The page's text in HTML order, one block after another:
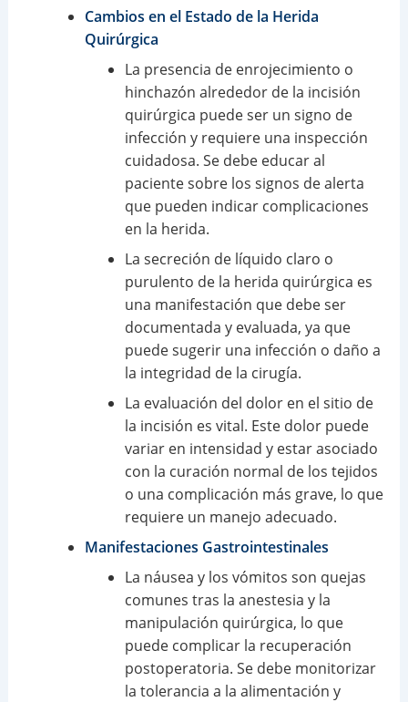
Cambios en el Estado de la Herida
Quirúrgica
La presencia de enrojecimiento o
hinchazón alrededor de la incisión
quirúrgica puede ser un signo de
infección y requiere una inspección
cuidadosa. Se debe educar al
paciente sobre los signos de alerta
que pueden indicar complicaciones
en la herida.
La secreción de líquido claro o
purulento de la herida quirúrgica es
una manifestación que debe ser
documentada y evaluada, ya que
puede sugerir una infección o daño a
la integridad de la cirugía.
La evaluación del dolor en el sitio de
la incisión es vital. Este dolor puede
variar en intensidad y estar asociado
con la curación normal de los tejidos
o una complicación más grave, lo que
requiere un manejo adecuado.
Manifestaciones Gastrointestinales
La náusea y los vómitos son quejas
comunes tras la anestesia y la
manipulación quirúrgica, lo que
puede complicar la recuperación
postoperatoria. Se debe monitorizar
la tolerancia a la alimentación y